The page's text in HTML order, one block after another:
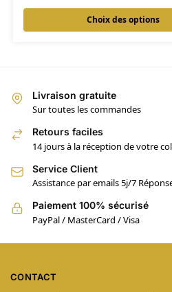
Choix des options
Livraison gratuite
Sur toutes les commandes
Retours faciles
14 jours à la réception de votre
Service Client
Assistance par emails 5j/7
Paiement 100% sécurisé
PayPal / MasterCard / Visa
CONTACT